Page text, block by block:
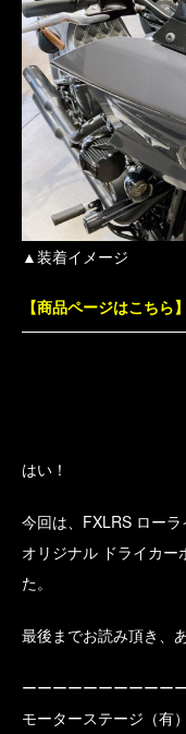
▲装着イメージ
【商品ページはこちら】
はい！
今回は、FXLRS ロー
オリジナル ドライカー
た。
最後までお読み頂き、
ーーーーーーーーーー
モーターステージ（有）